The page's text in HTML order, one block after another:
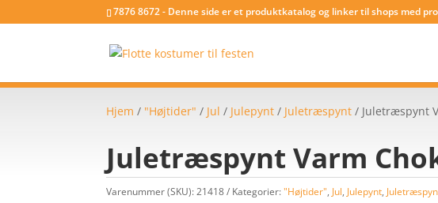
7876 8672 - Denne side er et produktkatalog og linker til shops med
Hjem / "Højtider" / Jul / Julepynt / Juletræspynt / Juletræspynt
Juletræspynt Varm
Varenummer (SKU):21418 Kategorier:"Højtider", Jul, Julepynt,